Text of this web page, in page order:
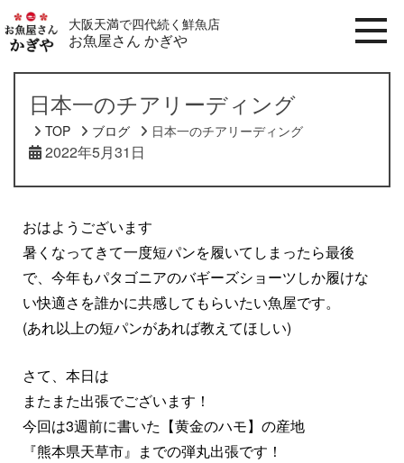
大阪天満で四代続く鮮魚店
お魚屋さん かぎや
日本一のチアリーディング
TOP ブログ 日本一のチアリーディング
2022年5月31日
おはようございます
暑くなってきて一度短パンを履いてしまったら最後
で、今年もパタゴニアのバギーズショーツしか履けな
い快適さを誰かに共感してもらいたい魚屋です。
(あれ以上の短パンがあれば教えてほしい)
さて、本日は
またまた出張でございます！
今回は3週前に書いた【黄金のハモ】の産地
『熊本県天草市』までの弾丸出張です！